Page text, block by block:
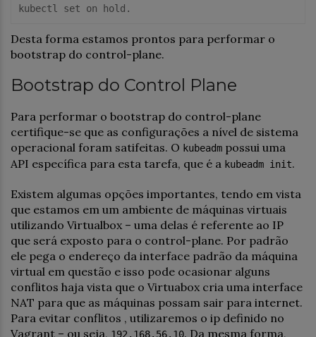
kubectl set on
Desta forma estamos prontos para performar o
bootstrap do control-plane.
Bootstrap do Control Plane
Para performar o bootstrap do control-plane
certifique-se que as configurações a nível de sistema
operacional foram satifeitas. O kubeadm possui uma
API específica para esta tarefa, que é a kubeadm init.
Existem algumas opções importantes, tendo em vista
que estamos em um ambiente de máquinas virtuais
utilizando Virtualbox – uma delas é referente ao IP
que será exposto para o control-plane. Por padrão
ele pega o endereço da interface padrão da máquina
virtual em questão e isso pode ocasionar alguns
conflitos haja vista que o Virtuabox cria uma interface
NAT para que as máquinas possam sair para internet.
Para evitar conflitos , utilizaremos o ip definido no
Vagrant – ou seja, 192.168.56.10. Da mesma forma,